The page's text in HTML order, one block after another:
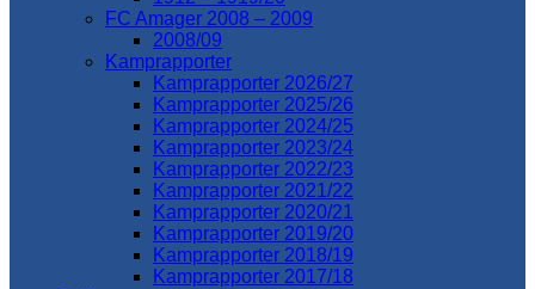
FC Amager 2008 – 2009
2008/09
Kamprapporter
Kamprapporter 2026/27
Kamprapporter 2025/26
Kamprapporter 2024/25
Kamprapporter 2023/24
Kamprapporter 2022/23
Kamprapporter 2021/22
Kamprapporter 2020/21
Kamprapporter 2019/20
Kamprapporter 2018/19
Kamprapporter 2017/18